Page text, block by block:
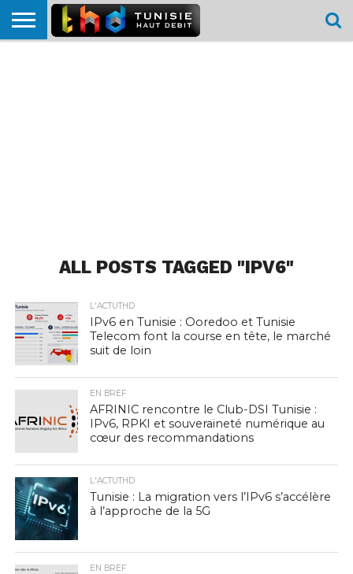
ALL POSTS TAGGED "IPV6"
L'ACTUTHD
IPv6 en Tunisie : Ooredoo et Tunisie
Telecom font la course en tête, le marché
suit de loin
EN BREF
AFRINIC rencontre le Club-DSI Tunisie :
IPv6, RPKI et souveraineté numérique au
cœur des recommandations
L'ACTUTHD
Tunisie : La migration vers l’IPv6 s’accélère
à l’approche de la 5G
EN BREF